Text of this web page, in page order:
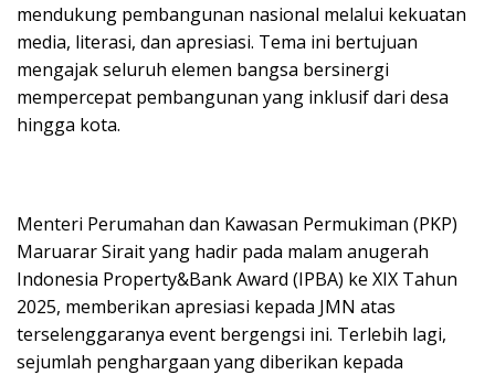
mendukung pembangunan nasional melalui kekuatan
media, literasi, dan apresiasi. Tema ini bertujuan
mengajak seluruh elemen bangsa bersinergi
mempercepat pembangunan yang inklusif dari desa
hingga kota.
Menteri Perumahan dan Kawasan Permukiman (PKP)
Maruarar Sirait yang hadir pada malam anugerah
Indonesia Property&Bank Award (IPBA) ke XIX Tahun
2025, memberikan apresiasi kepada JMN atas
terselenggaranya event bergengsi ini. Terlebih lagi,
sejumlah penghargaan yang diberikan kepada